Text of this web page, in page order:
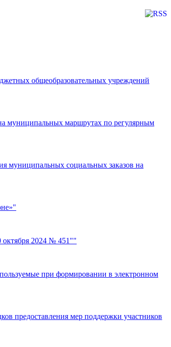
общеобразовательных учреждений
муниципальных маршрутах по регулярным
муниципальных социальных заказов на
октября 2024 № 451""
при формировании в электронном
предоставления мер поддержки участников